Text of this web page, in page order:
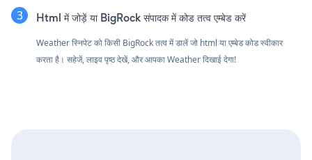
Html में जोड़ें या BigRock संपादक में कोड तत्व एम्बेड करें
Weather स्निपेट को किसी BigRock तत्व में डालें जो html या एम्बेड कोड स्वीकार
करता है। सहेजें, लाइव पृष्ठ देखें, और आपका Weather दिखाई देगा!